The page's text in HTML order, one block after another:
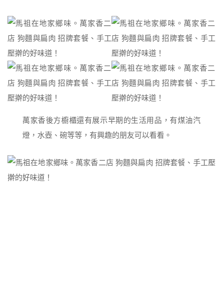
萬家香後方櫥櫃還有展示早期的生活用品，有煤油汽
燈，水壺、碗等等，有興趣的朋友可以看看。